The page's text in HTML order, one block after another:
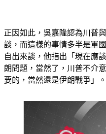
正因如此，吳嘉隆認為川普
談，而這樣的事情多半是軍
自出來談，他指出「現在應
朗問題，當然了，川普不介
要的，當然還是伊朗戰爭」。